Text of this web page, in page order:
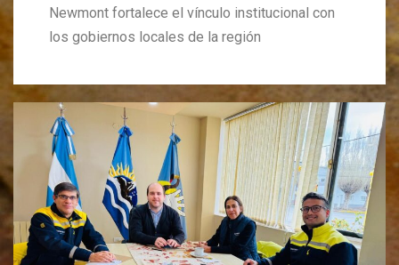
Newmont fortalece el vínculo institucional con
los gobiernos locales de la región